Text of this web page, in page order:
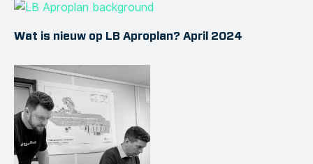
Wat is nieuw op LB Aproplan? April 2024